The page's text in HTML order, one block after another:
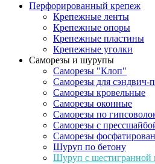
Перфорированный крепеж
Крепежные ленты
Крепежные опоры
Крепежные пластины
Крепежные уголки
Саморезы и шурупы
Саморезы "Клоп"
Саморезы для сэндвич-
Саморезы кровельные
Саморезы оконные
Саморезы по
Саморезы с
Саморезы
Шуруп по бетону
Шуруп с шестигранной